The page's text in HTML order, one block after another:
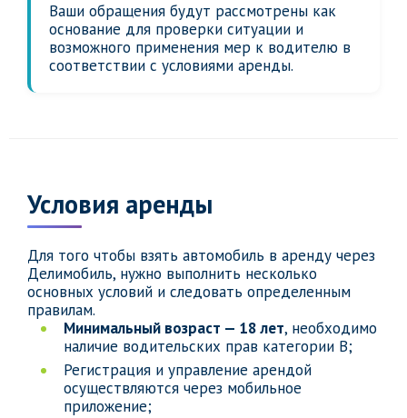
Ваши обращения будут рассмотрены как
основание для проверки ситуации и
возможного применения мер к водителю в
соответствии с условиями аренды.
Условия аренды
Для того чтобы взять автомобиль в аренду через
Делимобиль, нужно выполнить несколько
основных условий и следовать определенным
правилам.
Минимальный возраст — 18 лет, необходимо
наличие водительских прав категории B;
Регистрация и управление арендой
осуществляются через мобильное
приложение;